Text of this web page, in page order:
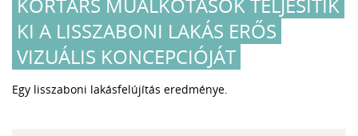
KI A LISSZABONI LAKÁS ERŐS
VIZUÁLIS KONCEPCIÓJÁT
Egy lisszaboni lakásfelújítás eredménye.